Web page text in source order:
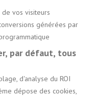
vos visiteurs
générées par
par défaut, tous
d'analyse du ROI
dépose des cookies,